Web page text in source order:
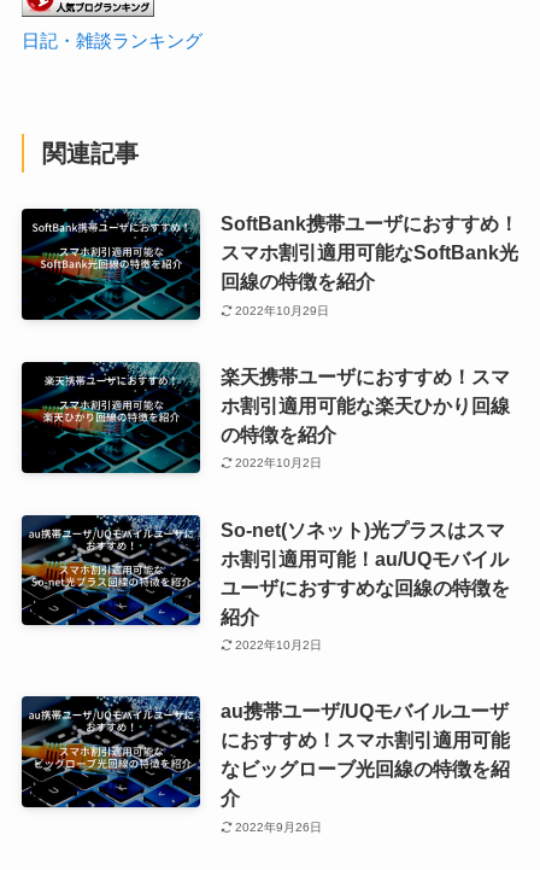
日記・雑談ランキング
関連記事
SoftBank携帯ユーザにおすすめ！
スマホ割引適用可能なSoftBank光
回線の特徴を紹介
2022年10月29日
楽天携帯ユーザにおすすめ！スマ
ホ割引適用可能な楽天ひかり回線
の特徴を紹介
2022年10月2日
So-net(ソネット)光プラスはスマ
ホ割引適用可能！au/UQモバイル
ユーザにおすすめな回線の特徴を
紹介
2022年10月2日
au携帯ユーザ/UQモバイルユーザ
におすすめ！スマホ割引適用可能
なビッグローブ光回線の特徴を紹
介
2022年9月26日